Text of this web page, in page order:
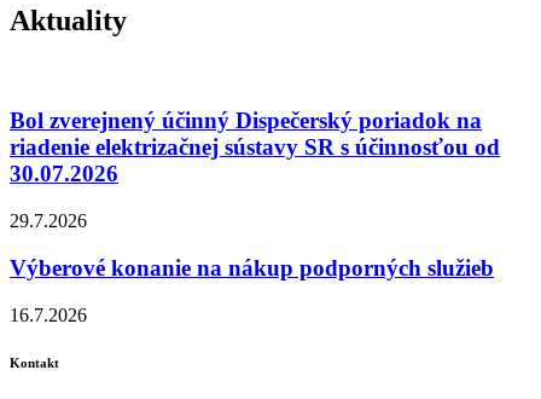
Aktuality
Bol zverejnený účinný Dispečerský poriadok na
riadenie elektrizačnej sústavy SR s účinnosťou od
30.07.2026
29.7.2026
Výberové konanie na nákup podporných služieb
16.7.2026
Kontakt